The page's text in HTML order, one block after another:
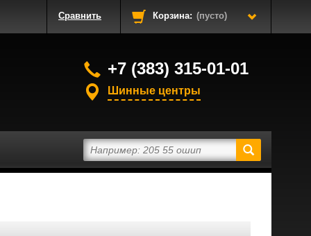
Сравнить Корзина: (пусто)
+7 (383) 315-01-01
Шинные центры